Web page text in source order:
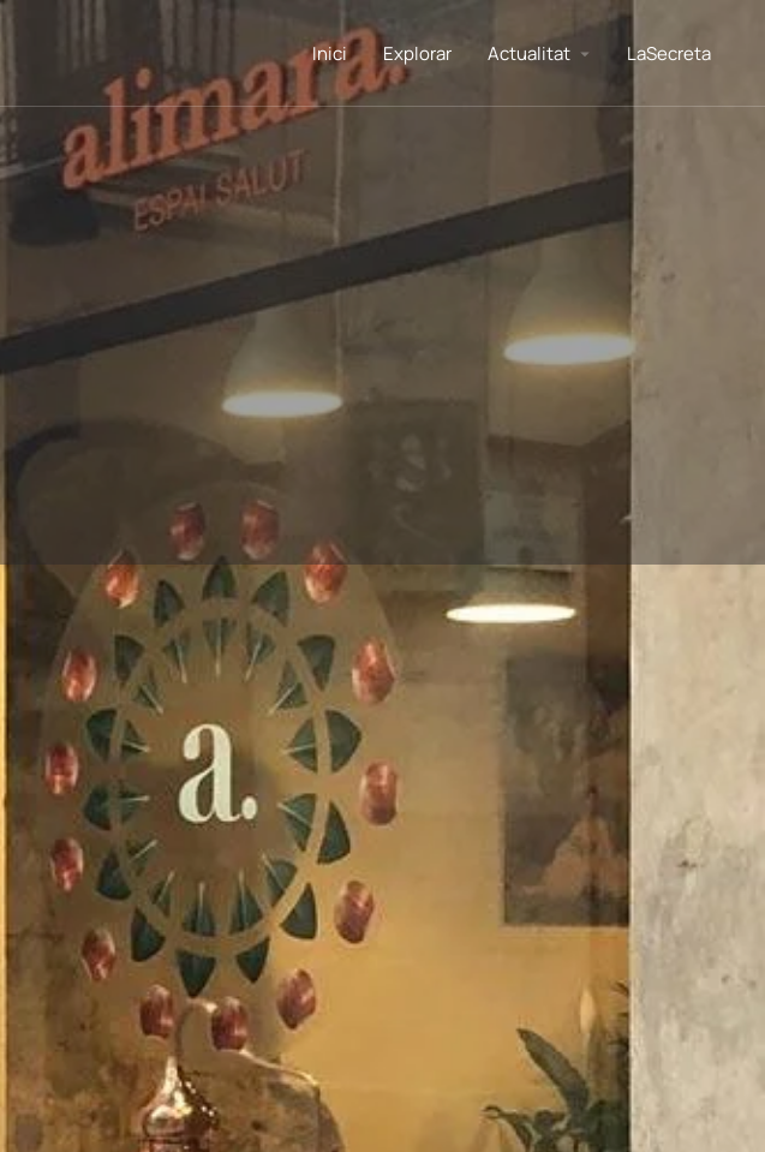
Inici Explorar Actualitat LaSecreta
Trucar
Closes in 25 minutes Open hours today:
Galeria d'imatges